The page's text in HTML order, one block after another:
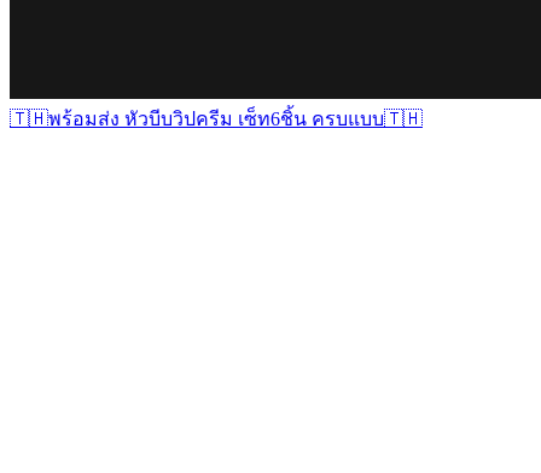
🇹🇭พร้อมส่ง หัวบีบวิปครีม เซ็ท6ชิ้น ครบแบบ🇹🇭